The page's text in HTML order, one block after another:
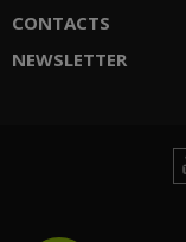
CONTACTS
NEWSLETTER